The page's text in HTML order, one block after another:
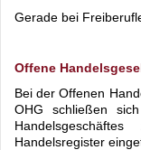
Gerade bei
Offene
Bei der Offenen
OHG schließen
Handelsregister